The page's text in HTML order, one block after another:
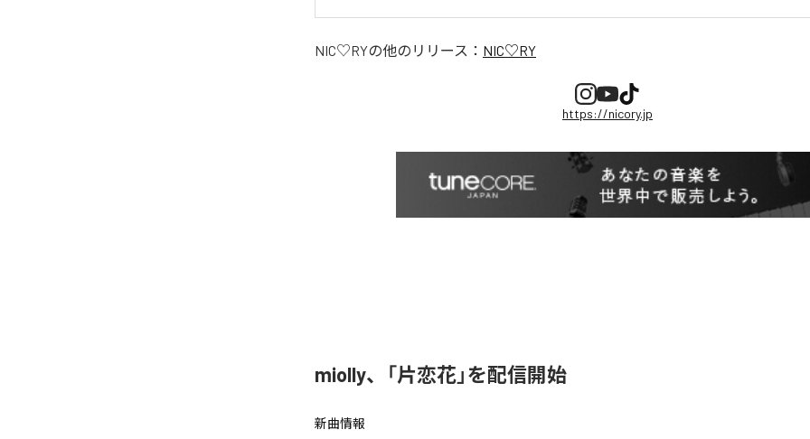
NIC♡RYの他のリリース： NIC♡RY
https://nicory.jp
miolly、「片恋花」を配信開始
新曲情報